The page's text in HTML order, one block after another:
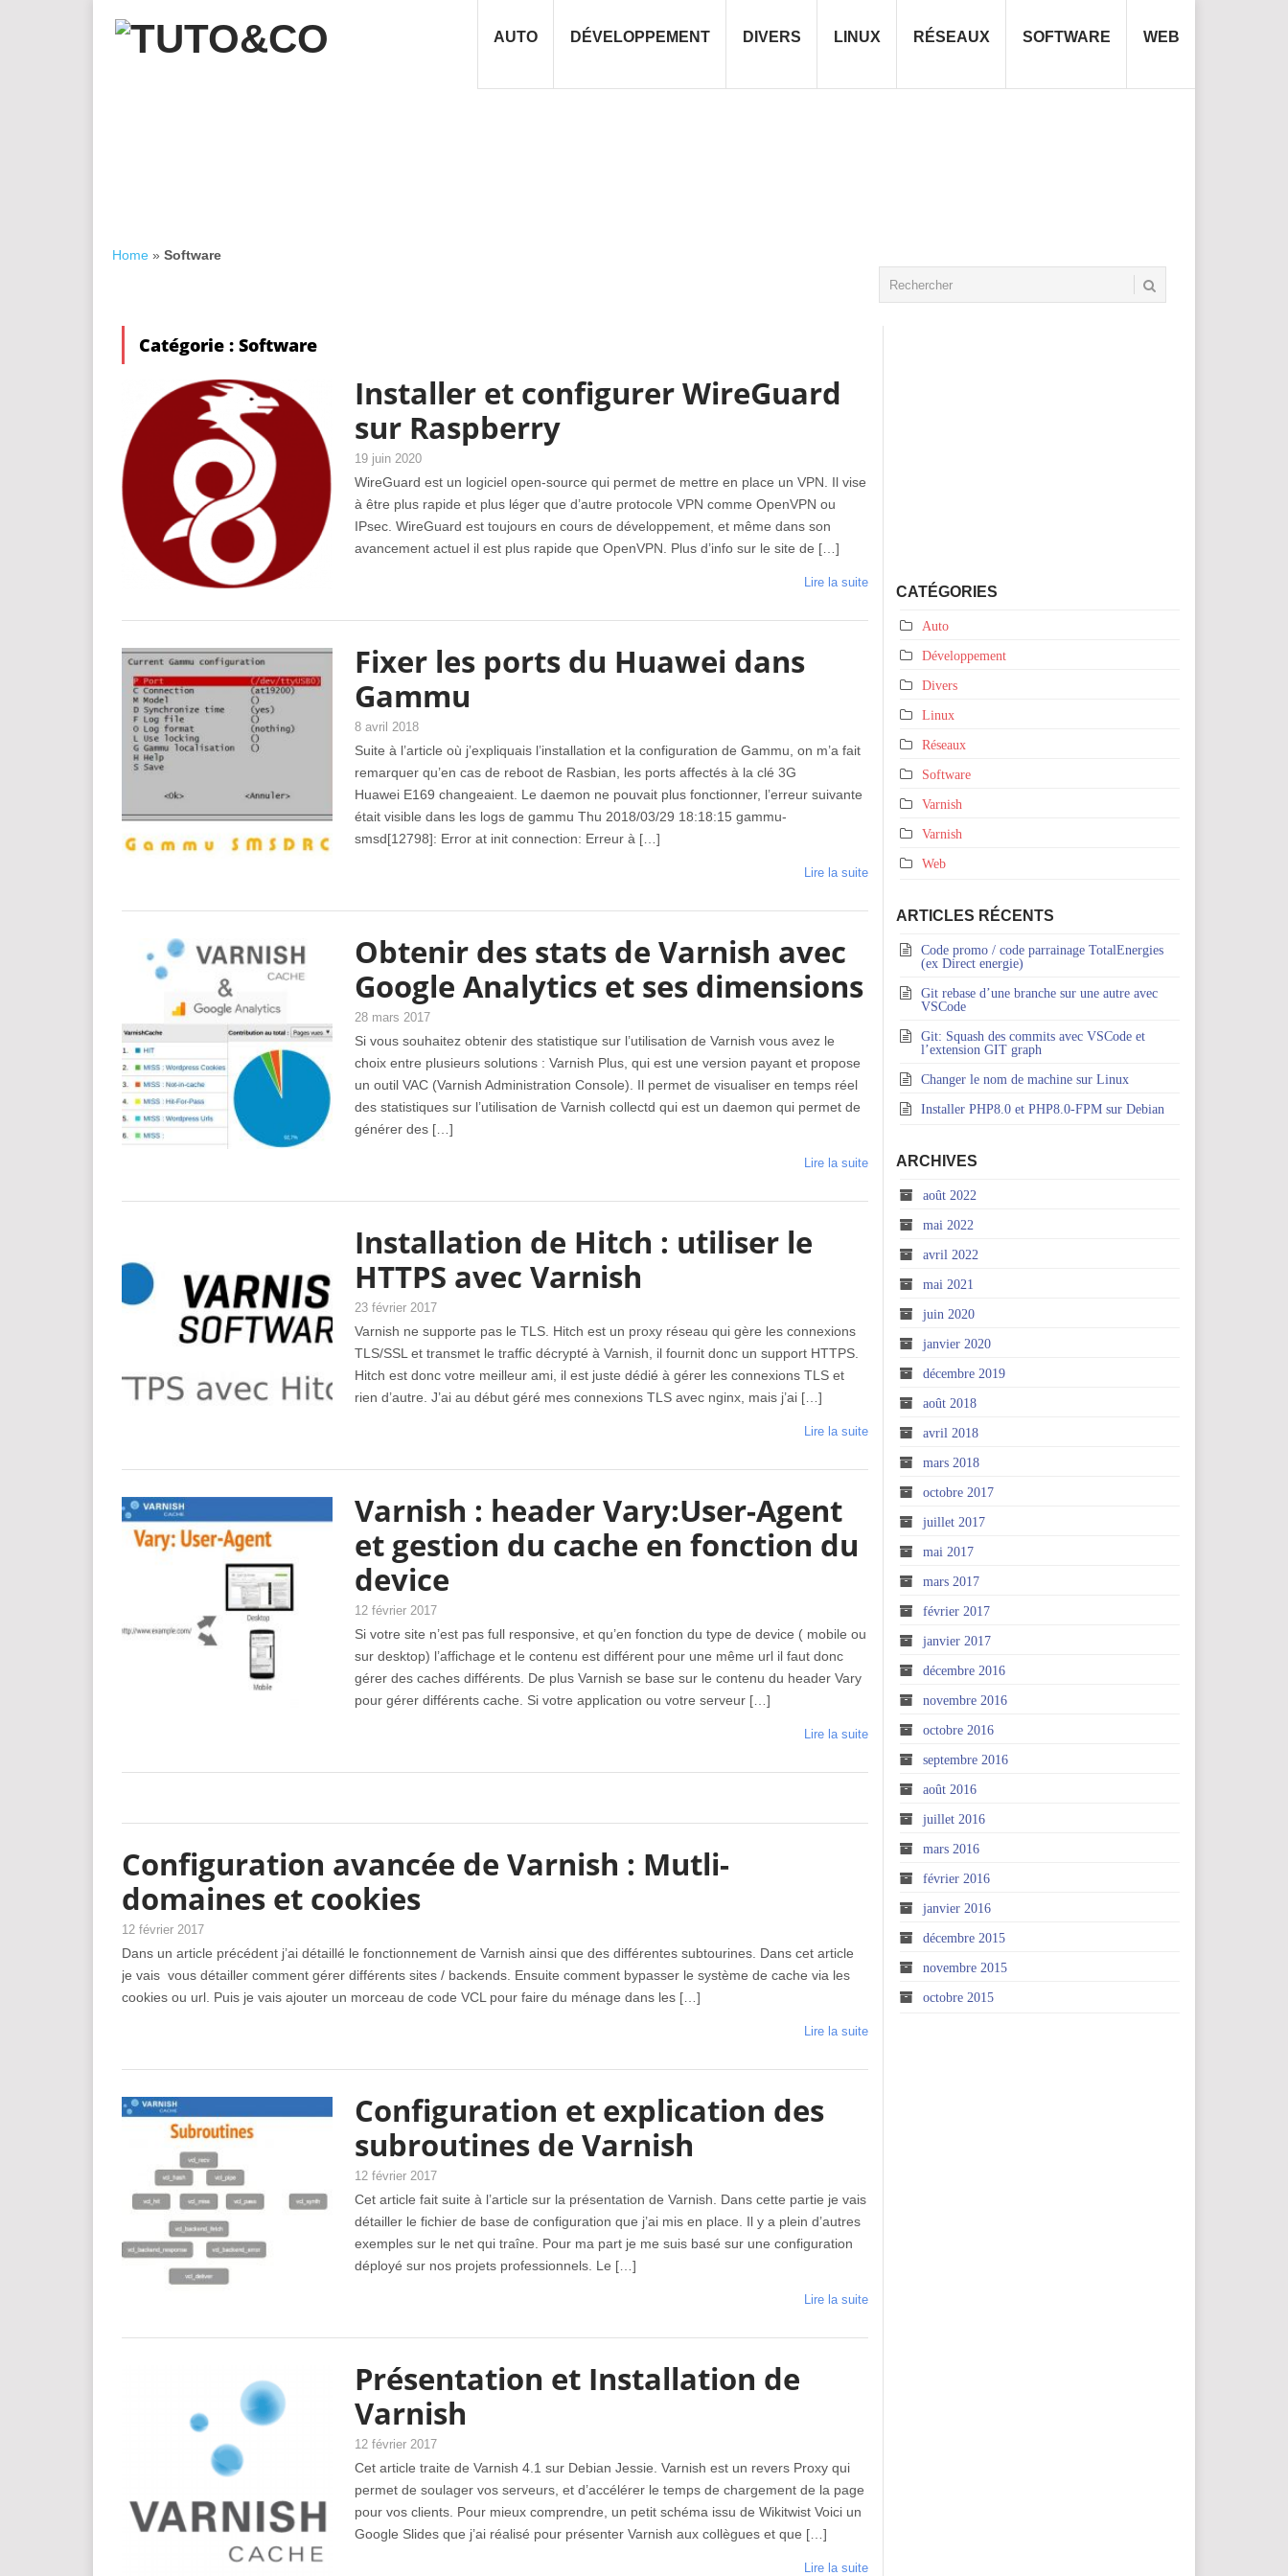
AUTO DÉVELOPPEMENT DIVERS LINUX RÉSEAUX SOFTWARE WEB
Home » Software
Catégorie : Software
Installer et configurer WireGuard
sur Raspberry
19 juin 2020
WireGuard est un logiciel open-source qui permet de mettre en place un VPN. Il vise
à être plus rapide et plus léger que d’autre protocole VPN comme OpenVPN ou
IPsec. WireGuard est toujours en cours de développement, et même dans son
avancement actuel il est plus rapide que OpenVPN. Plus d’info sur le site de […]
Lire la suite
Fixer les ports du Huawei dans
Gammu
8 avril 2018
Suite à l’article où j’expliquais l’installation et la configuration de Gammu, on m’a fait
remarquer qu’en cas de reboot de Rasbian, les ports affectés à la clé 3G
Huawei E169 changeaient. Le daemon ne pouvait plus fonctionner, l’erreur suivante
était visible dans les logs de gammu Thu 2018/03/29 18:18:15 gammu-
smsd[12798]: Error at init connection: Erreur à […]
Lire la suite
Obtenir des stats de Varnish avec
Google Analytics et ses dimensions
28 mars 2017
Si vous souhaitez obtenir des statistique sur l’utilisation de Varnish vous avez le
choix entre plusieurs solutions : Varnish Plus, qui est une version payant et propose
un outil VAC (Varnish Administration Console). Il permet de visualiser en temps réel
des statistiques sur l’utilisation de Varnish collectd qui est un daemon qui permet de
générer des […]
Lire la suite
Installation de Hitch : utiliser le
HTTPS avec Varnish
23 février 2017
Varnish ne supporte pas le TLS. Hitch est un proxy réseau qui gère les connexions
TLS/SSL et transmet le traffic décrypté à Varnish, il fournit donc un support HTTPS.
Hitch est donc votre meilleur ami, il est juste dédié à gérer les connexions TLS et
rien d’autre. J’ai au début géré mes connexions TLS avec nginx, mais j’ai […]
Lire la suite
Varnish : header Vary:User-Agent
et gestion du cache en fonction du
device
12 février 2017
Si votre site n’est pas full responsive, et qu’en fonction du type de device ( mobile ou
sur desktop) l’affichage et le contenu est différent pour une même url il faut donc
gérer des caches différents. De plus Varnish se base sur le contenu du header Vary
pour gérer différents cache. Si votre application ou votre serveur […]
Lire la suite
Configuration avancée de Varnish : Mutli-
domaines et cookies
12 février 2017
Dans un article précédent j’ai détaillé le fonctionnement de Varnish ainsi que des différentes subtourines. Dans cet article
je vais vous détailler comment gérer différents sites / backends. Ensuite comment bypasser le système de cache via les
cookies ou url. Puis je vais ajouter un morceau de code VCL pour faire du ménage dans les […]
Lire la suite
Configuration et explication des
subroutines de Varnish
12 février 2017
Cet article fait suite à l’article sur la présentation de Varnish. Dans cette partie je vais
détailler le fichier de base de configuration que j’ai mis en place. Il y a plein d’autres
exemples sur le net qui traîne. Pour ma part je me suis basé sur une configuration
déployé sur nos projets professionnels. Le […]
Lire la suite
Présentation et Installation de
Varnish
12 février 2017
Cet article traite de Varnish 4.1 sur Debian Jessie. Varnish est un revers Proxy qui
permet de soulager vos serveurs, et d’accélérer le temps de chargement de la page
pour vos clients. Pour mieux comprendre, un petit schéma issu de Wikitwist Voici un
Google Slides que j’ai réalisé pour présenter Varnish aux collègues et que […]
Lire la suite
CATÉGORIES
Auto
Développement
Divers
Linux
Réseaux
Software
Varnish
Varnish
Web
ARTICLES RÉCENTS
Code promo / code parrainage TotalEnergies
(ex Direct energie)
Git rebase d’une branche sur une autre avec
VSCode
Git: Squash des commits avec VSCode et
l’extension GIT graph
Changer le nom de machine sur Linux
Installer PHP8.0 et PHP8.0-FPM sur Debian
ARCHIVES
août 2022
mai 2022
avril 2022
mai 2021
juin 2020
janvier 2020
décembre 2019
août 2018
avril 2018
mars 2018
octobre 2017
juillet 2017
mai 2017
mars 2017
février 2017
janvier 2017
décembre 2016
novembre 2016
octobre 2016
septembre 2016
août 2016
juillet 2016
mars 2016
février 2016
janvier 2016
décembre 2015
novembre 2015
octobre 2015